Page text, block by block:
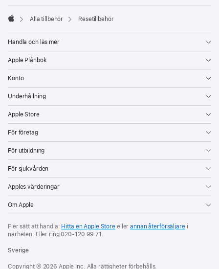
Alla tillbehör Resetillbehör
Handla och läs mer
Apple Plånbok
Konto
Underhållning
Apple Store
För företag
För utbildning
För sjukvården
Apples värderingar
Om Apple
Fler sätt att handla: Hitta en Apple Storeellerannan återförsäljarei
närheten. Eller ring020‑120 99 71 .
Sverige
Copyright © 2026 Apple Inc. Alla rättigheter förbehålls.